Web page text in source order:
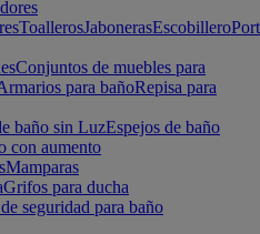
ToallerosJabonerasEscobillero
Conjuntos de muebles para
para bañoRepisa para
baño sin LuzEspejos de baño
con aumento
Mamparas
Grifos para ducha
seguridad para baño